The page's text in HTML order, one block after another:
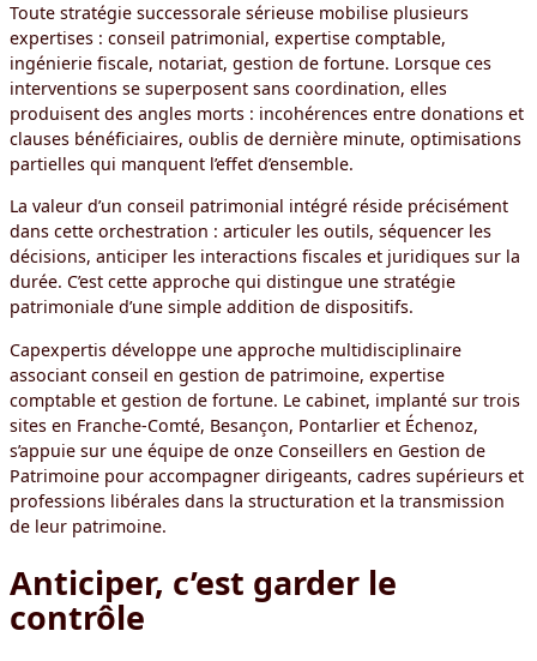
Toute stratégie successorale sérieuse mobilise plusieurs
expertises : conseil patrimonial, expertise comptable,
ingénierie fiscale, notariat, gestion de fortune. Lorsque ces
interventions se superposent sans coordination, elles
produisent des angles morts : incohérences entre donations et
clauses bénéficiaires, oublis de dernière minute, optimisations
partielles qui manquent l’effet d’ensemble.
La valeur d’un conseil patrimonial intégré réside précisément
dans cette orchestration : articuler les outils, séquencer les
décisions, anticiper les interactions fiscales et juridiques sur la
durée. C’est cette approche qui distingue une stratégie
patrimoniale d’une simple addition de dispositifs.
Capexpertis développe une approche multidisciplinaire
associant conseil en gestion de patrimoine, expertise
comptable et gestion de fortune. Le cabinet, implanté sur trois
sites en Franche-Comté, Besançon, Pontarlier et Échenoz,
s’appuie sur une équipe de onze Conseillers en Gestion de
Patrimoine pour accompagner dirigeants, cadres supérieurs et
professions libérales dans la structuration et la transmission
de leur patrimoine.
Anticiper, c’est garder le
contrôle